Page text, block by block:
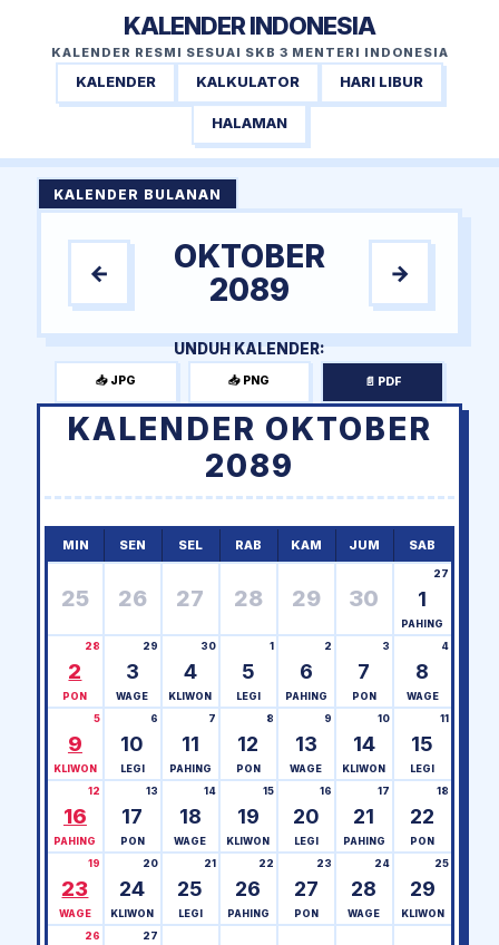
KALENDER INDONESIA
KALENDER RESMI SESUAI SKB 3 MENTERI INDONESIA
KALENDER KALKULATOR HARI LIBUR
HALAMAN
KALENDER BULANAN
←
OKTOBER
2089
→
UNDUH KALENDER:
📥 JPG 📥 PNG 📄 PDF
KALENDER OKTOBER
2089
MIN SEN SEL RAB KAM JUM SAB
25 26 27 28 29 30 1
27
PAHING
2
28
PON
3
29
WAGE
4
30
KLIWON
5
1
LEGI
6
2
PAHING
7
3
PON
8
4
WAGE
9
5
KLIWON
10
6
LEGI
11
7
PAHING
12
8
PON
13
9
WAGE
14
10
KLIWON
15
11
LEGI
16
12
PAHING
17
13
PON
18
14
WAGE
19
15
KLIWON
20
16
LEGI
21
17
PAHING
22
18
PON
23
19
WAGE
24
20
KLIWON
25
21
LEGI
26
22
PAHING
27
23
PON
28
24
WAGE
29
25
KLIWON
26 27